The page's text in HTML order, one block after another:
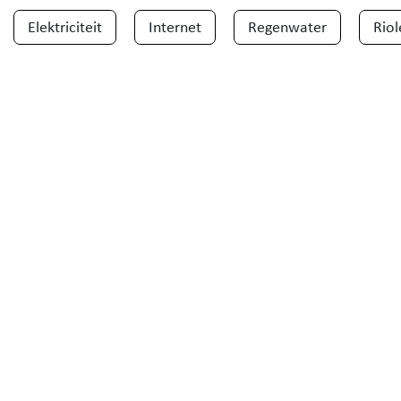
Elektriciteit Internet Regenwater